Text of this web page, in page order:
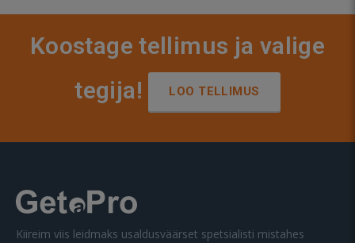
Koostage tellimus ja valige
tegija!
LOO TELLIMUS
Kiireim viis leidmaks usaldusväärset spetsialisti mistahes